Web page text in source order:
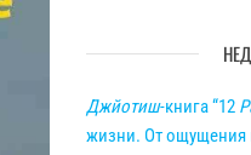
Джйотиш-книга “12
жизни. От